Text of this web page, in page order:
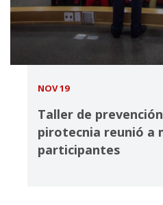
NOV 19
Taller de
pirotecnia reunió a
participantes